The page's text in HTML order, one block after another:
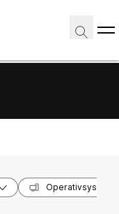
Operativsystem